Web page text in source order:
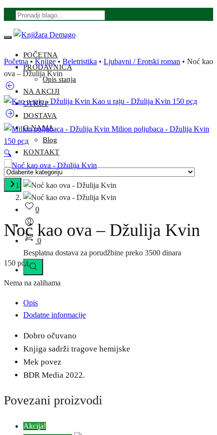
Skip
navigation
Skip
content
Products
POČETNA
PRODAVNICA
Opis stanja
NA AKCIJI
OTKUP
DOSTAVA
O NAMA
Blog
KONTAKT
Odaberite
kategoriju
0
0
Besplatna dostava za porudžbine preko 3500 dinara
Početna • Knjige • Beletristika • Ljubavni / Erotski roman • Noć kao
ova – Džulija Kvin
Kao u raju - Džulija Kvin 150 рсд
Milion poljubaca - Džulija Kvin
150 рсд
🔍
Noć kao ova – Džulija Kvin
150 рсд
Nema na zalihama
Opis
Dodatne informacije
Dobro očuvano
Knjiga sadrži tragove hemijske
Mek povez
BDR Media 2022.
Povezani proizvodi
Akcija!